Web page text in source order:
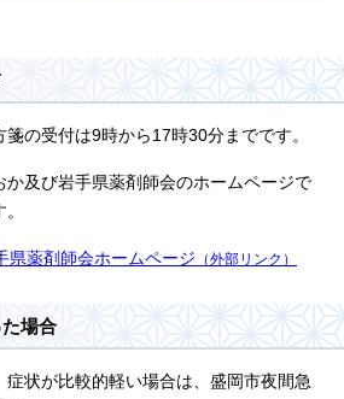
の受付は9時から17時30分までです。
か及び岩手県薬剤師会のホームページで
薬剤師会ホームページ （外部リンク）
場合
状が比較的軽い場合は、盛岡市夜間急